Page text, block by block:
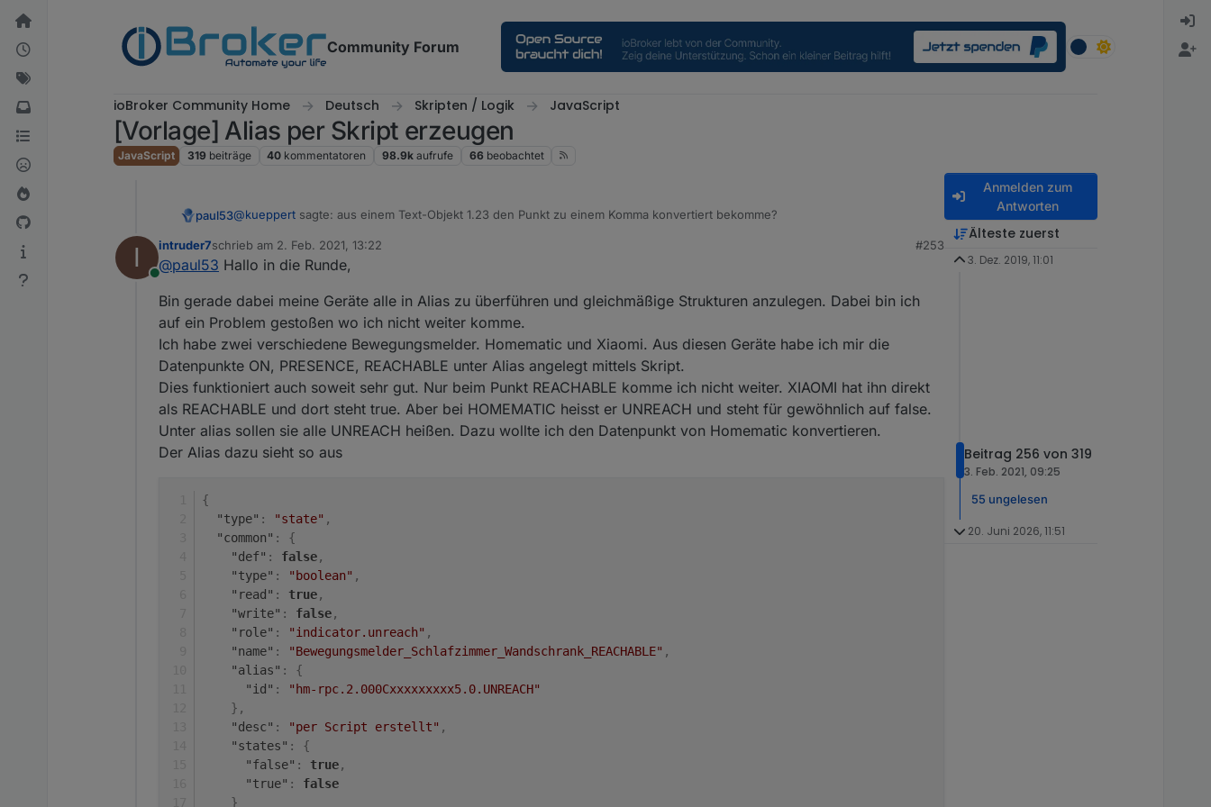
Weiter zum Inhalt
Community Forum
ioBroker Community Home Deutsch Skripten / Logik JavaScript
[Vorlage] Alias per Skript erzeugen
JavaScript 319 beiträge 40 kommentatoren 98.9k aufrufe 66 beobachtet
paul53@kueppert sagte: aus einem Text-Objekt 1.23 den Punkt zu einem Komma konvertiert bekomme?
I
Online
intruder7schrieb am 2. Feb. 2021, 13:22
zuletzt editiert von
#253
@paul53 Hallo in die Runde,
Bin gerade dabei meine Geräte alle in Alias zu überführen und gleichmäßige Strukturen anzulegen. Dabei bin ich
auf ein Problem gestoßen wo ich nicht weiter komme.
Ich habe zwei verschiedene Bewegungsmelder. Homematic und Xiaomi. Aus diesen Geräte habe ich mir die
Datenpunkte ON, PRESENCE, REACHABLE unter Alias angelegt mittels Skript.
Dies funktioniert auch soweit sehr gut. Nur beim Punkt REACHABLE komme ich nicht weiter. XIAOMI hat ihn direkt
als REACHABLE und dort steht true. Aber bei HOMEMATIC heisst er UNREACH und steht für gewöhnlich auf false.
Unter alias sollen sie alle UNREACH heißen. Dazu wollte ich den Datenpunkt von Homematic konvertieren.
Der Alias dazu sieht so aus
{
"type" : "state" ,
"common" :
{
"def" : false,
"type" : "boolean" ,
"read" : true,
"write" : false,
"role" : "indicator.unreach" ,
"name" : "Bewegungsmelder_Schlafzimmer_Wandschrank_REACHABLE" ,
"alias" :
{
"id" :
"hm-rpc.2.000Cxxxxxxxxx5.0.UNREACH"
} ,
"desc" : "per Script erstellt" ,
"states" :
{
"false" : true,
"true" :
false
}
Anmelden zum
Antworten
Älteste zuerst
3. Dez. 2019, 11:01
Beitrag 256 von 319
3. Feb. 2021, 09:25
55 ungelesen
20. Juni 2026, 11:51